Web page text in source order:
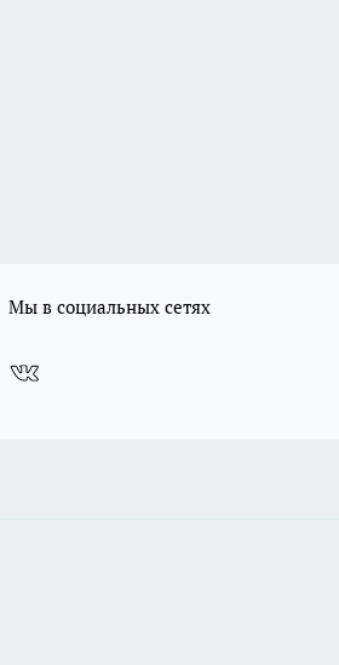
Мы в социальных сетях